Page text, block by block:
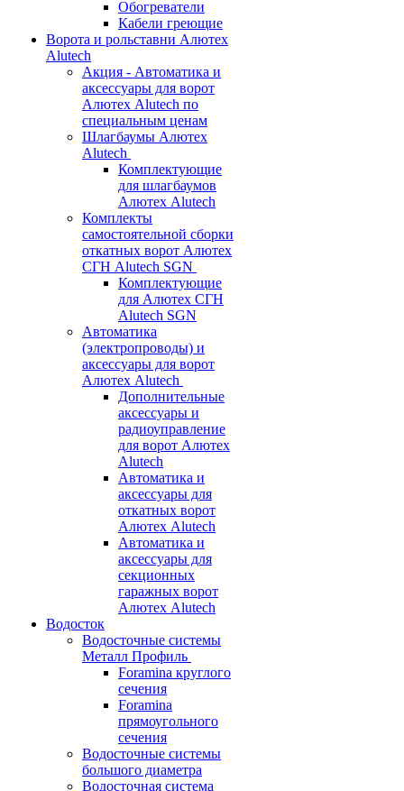
Обогреватели
Кабели греющие
Ворота и рольставни Алютех
Alutech
Акция - Автоматика и
аксессуары для ворот
Алютех Alutech по
специальным ценам
Шлагбаумы Алютех
Alutech
Комплектующие
для шлагбаумов
Алютех Alutech
Комплекты
самостоятельной сборки
откатных ворот Алютех
СГН Alutech SGN
Комплектующие
для Алютех СГН
Alutech SGN
Автоматика
(электропроводы) и
аксессуары для ворот
Алютех Alutech
Дополнительные
аксессуары и
радиоуправление
для ворот Алютех
Alutech
Автоматика и
аксессуары для
откатных ворот
Алютех Alutech
Автоматика и
аксессуары для
секционных
гаражных ворот
Алютех Alutech
Водосток
Водосточные системы
Металл Профиль
Foramina круглого
сечения
Foramina
прямоугольного
сечения
Водосточные системы
большого диаметра
Водосточная система